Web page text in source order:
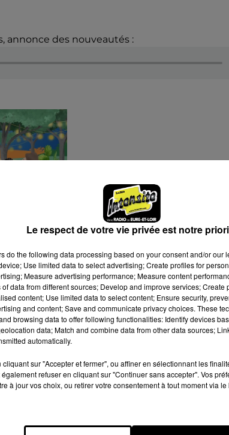
annonce des nouveautés :
Le respect de votre vie privée est notre
do the following data processing based on your consent and/or our
Use limited data to select advertising; Create profiles for
Measure advertising performance; Measure content
data from different sources; Develop and improve services;
content; Use limited data to select content; Ensure security,
and content; Save and communicate privacy choices. These
browsing data to offer following functionalities: Identify devices
data; Match and combine data from other data sources;
automatically.
sur "Accepter et fermer", ou affiner en sélectionnant les
refuser en cliquant sur "Continuer sans accepter". Vos
à jour vos choix, ou retirer votre consentement à tout moment via